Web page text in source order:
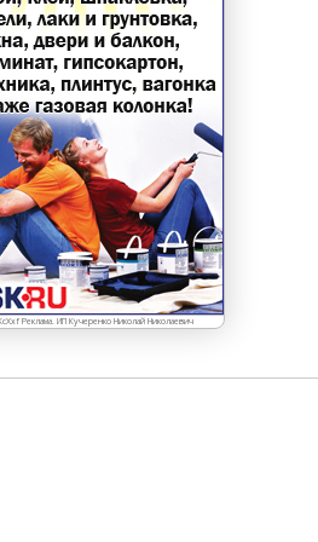
Реклама. ИП Кучеренко Николай Николаевич